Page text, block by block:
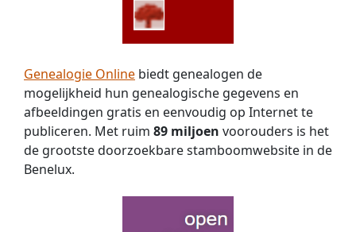
Genealogie Online biedt genealogen de
mogelijkheid hun genealogische gegevens en
afbeeldingen gratis en eenvoudig op Internet te
publiceren. Met ruim 89 miljoen voorouders is het
de grootste doorzoekbare stamboomwebsite in de
Benelux.